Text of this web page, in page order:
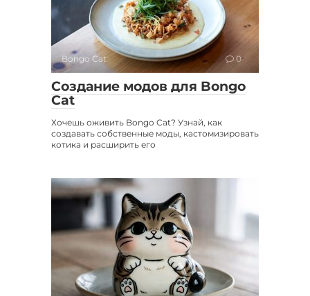
Bongo Cat 0
Создание модов для Bongo
Cat
Хочешь оживить Bongo Cat? Узнай, как
создавать собственные моды, кастомизировать
котика и расширить его